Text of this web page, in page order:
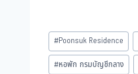
#Poonsuk Residence
#หอพัก กรมบัญชีกลาง